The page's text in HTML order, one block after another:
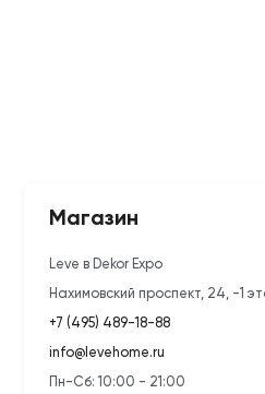
Магазин
Leve в Dekor Expo
Нахимовский проспект, 24, -1
+7 (495) 489-18-88
info@levehome.ru
Пн-Сб: 10:00 - 21:00